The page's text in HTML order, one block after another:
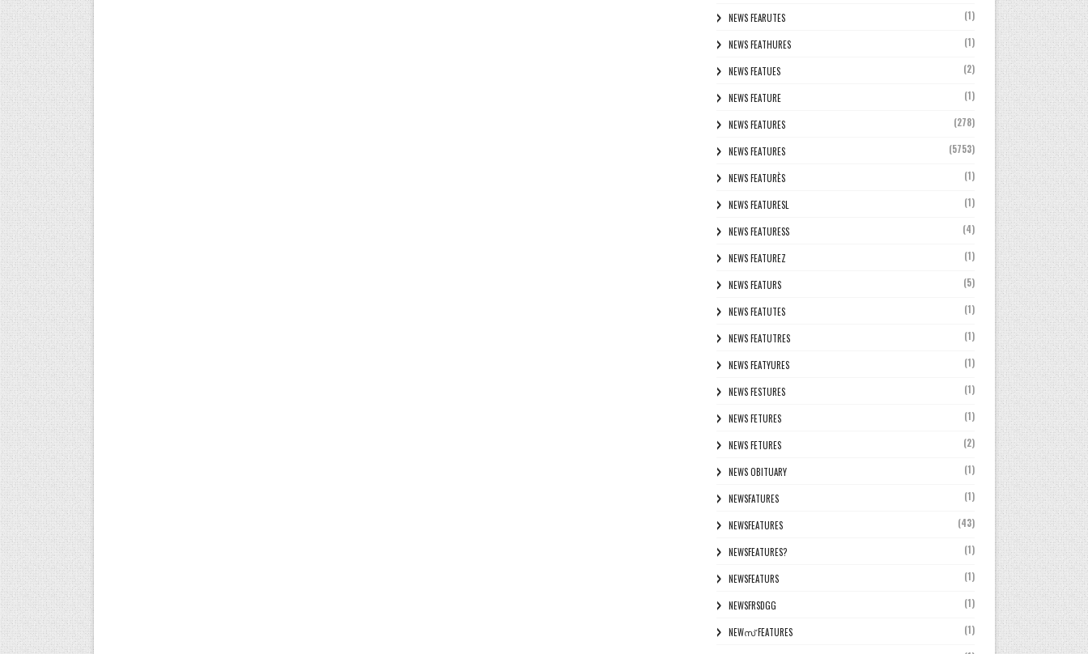
NEWS FEARUTES (1)
NEWS FEATHURES (1)
NEWS FEATUES (2)
NEWS FEATURE (1)
NEWS FEATURES (278)
NEWS FEATURES (5753)
NEWS FEATURÈS (1)
NEWS FEATURESL (1)
NEWS FEATURESS (4)
NEWS FEATUREZ (1)
NEWS FEATURS (5)
NEWS FEATUTES (1)
NEWS FEATUTRES (1)
NEWS FEATYURES (1)
NEWS FESTURES (1)
NEWS FETURES (1)
NEWS FETURES (2)
NEWS OBITUARY (1)
NEWSFATURES (1)
NEWSFEATURES (43)
NEWSFEATURES? (1)
NEWSFEATURS (1)
NEWSFRSDGG (1)
NEWസ് FEATURES (1)